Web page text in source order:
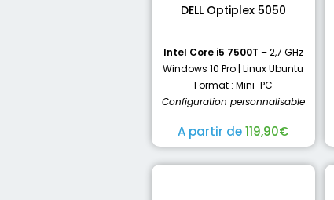
DELL Optiplex 5050
Intel Core i5 7500T – 2,7 GHz
Windows 10 Pro | Linux Ubuntu
Format : Mini-PC
Configuration personnalisable
A partir de119,90€